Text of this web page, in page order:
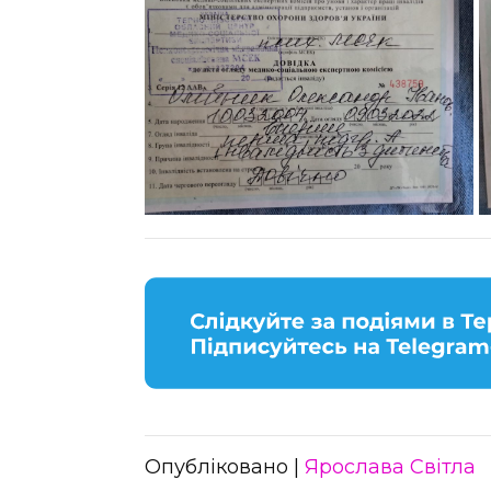
Опубліковано | Ярослава Світла